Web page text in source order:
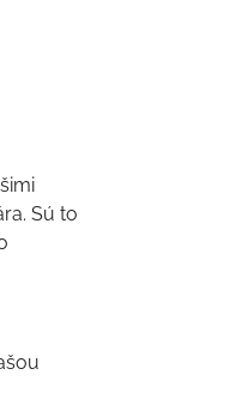
Sú to